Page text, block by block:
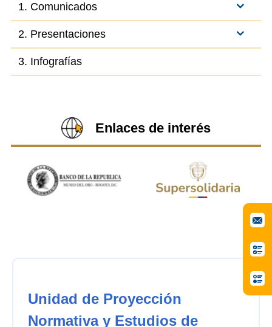
1. Comunicados
2. Presentaciones
3. Infografías
Enlaces de interés
Unidad de Proyección
Normativa y Estudios de